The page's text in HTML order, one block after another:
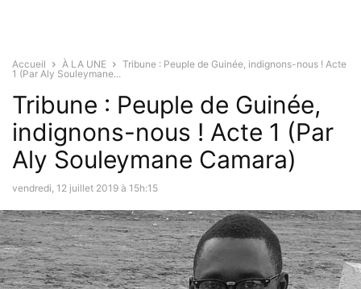
Accueil À LA UNE
Tribune : Peuple de Guinée, indignons-nous ! Acte
1 (Par Aly Souleymane...
Tribune : Peuple de Guinée,
indignons-nous ! Acte 1 (Par
Aly Souleymane Camara)
vendredi, 12 juillet 2019 à 15h:15